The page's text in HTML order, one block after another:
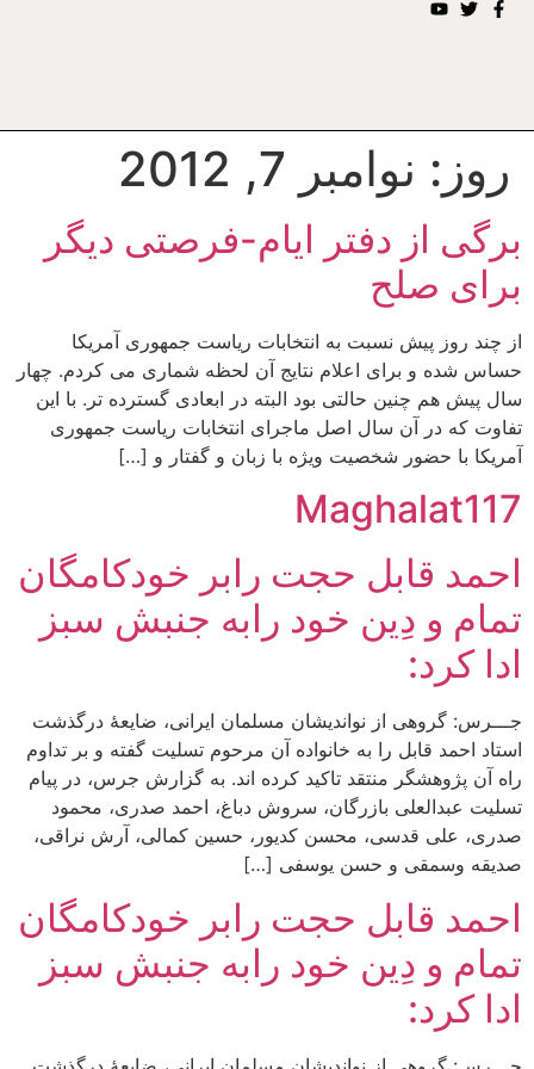
روز: نوامبر 7, 2012
برگی از دفتر ایام-فرصتی دیگر
برای صلح
از چند روز پیش نسبت به انتخابات ریاست جمهوری آمریکا
حساس شده و برای اعلام نتایج آن لحظه شماری می کردم. چهار
سال پیش هم چنین حالتی بود البته در ابعادی گسترده تر. با این
تفاوت که در آن سال اصل ماجرای انتخابات ریاست جمهوری
آمریکا با حضور شخصیت ویژه با زبان و گفتار و […]
Maghalat117
احمد قابل حجت رابر خودکامگان
تمام و دِین خود رابه جنبش سبز
ادا کرد:
جـــرس: گروهی از نواندیشان مسلمان ایرانی، ضایعۀ درگذشت
استاد احمد قابل را به خانواده آن مرحوم تسلیت گفته و بر تداوم
راه آن پژوهشگر منتقد تاکید کرده اند. به گزارش جرس، در پیام
تسلیت عبدالعلی بازرگان، سروش دباغ، احمد صدری، محمود
صدری، علی قدسی، محسن کدیور، حسین کمالی، آرش نراقی،
صدیقه وسمقی و حسن یوسفی […]
احمد قابل حجت رابر خودکامگان
تمام و دِین خود رابه جنبش سبز
ادا کرد: